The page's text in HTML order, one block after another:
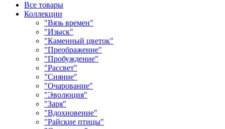
Все товары
Коллекции
"Вязь времен"
"Изыск"
"Каменный цветок"
"Преображение"
"Пробуждение"
"Рассвет"
"Сияние"
"Очарование"
"Эволюция"
"Заря"
"Вдохновение"
"Райские птицы"